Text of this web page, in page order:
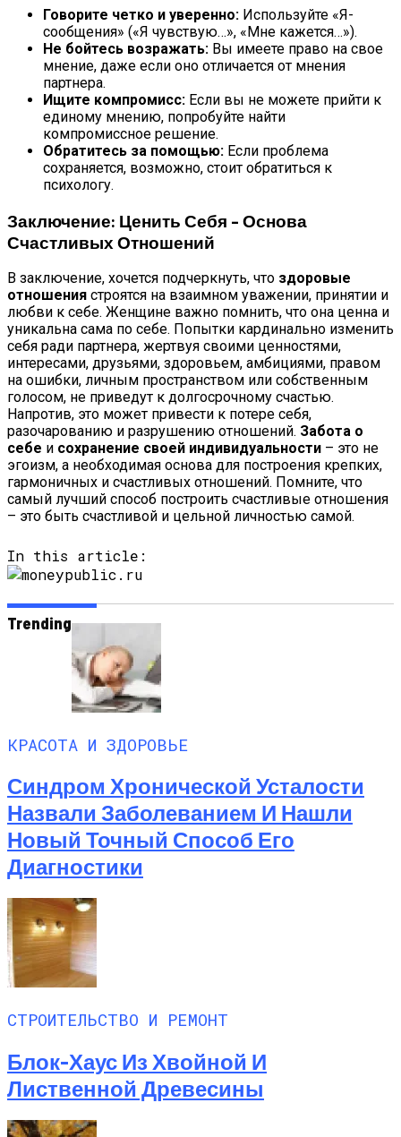
Говорите четко и уверенно: Используйте «Я-
сообщения» («Я чувствую…», «Мне кажется…»).
Не бойтесь возражать: Вы имеете право на свое
мнение, даже если оно отличается от мнения
партнера.
Ищите компромисс: Если вы не можете прийти к
единому мнению, попробуйте найти
компромиссное решение.
Обратитесь за помощью: Если проблема
сохраняется, возможно, стоит обратиться к
психологу.
Заключение: Ценить Себя – Основа
Счастливых Отношений
В заключение, хочется подчеркнуть, что здоровые
отношения строятся на взаимном уважении, принятии и
любви к себе. Женщине важно помнить, что она ценна и
уникальна сама по себе. Попытки кардинально изменить
себя ради партнера, жертвуя своими ценностями,
интересами, друзьями, здоровьем, амбициями, правом
на ошибки, личным пространством или собственным
голосом, не приведут к долгосрочному счастью.
Напротив, это может привести к потере себя,
разочарованию и разрушению отношений. Забота о
себе и сохранение своей индивидуальности – это не
эгоизм, а необходимая основа для построения крепких,
гармоничных и счастливых отношений. Помните, что
самый лучший способ построить счастливые отношения
– это быть счастливой и цельной личностью самой.
In this article:
Trending
КРАСОТА И ЗДОРОВЬЕ
Синдром Хронической Усталости
Назвали Заболеванием И Нашли
Новый Точный Способ Его
Диагностики
СТРОИТЕЛЬСТВО И РЕМОНТ
Блок-Хаус Из Хвойной И
Лиственной Древесины